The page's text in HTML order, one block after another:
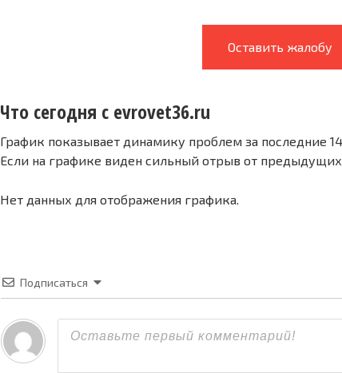
Оставить жалобу
Что сегодня с evrovet36.ru
График показывает динамику проблем за последние
Если на графике виден сильный отрыв от предыдущих
Нет данных для отображения графика.
Подписаться